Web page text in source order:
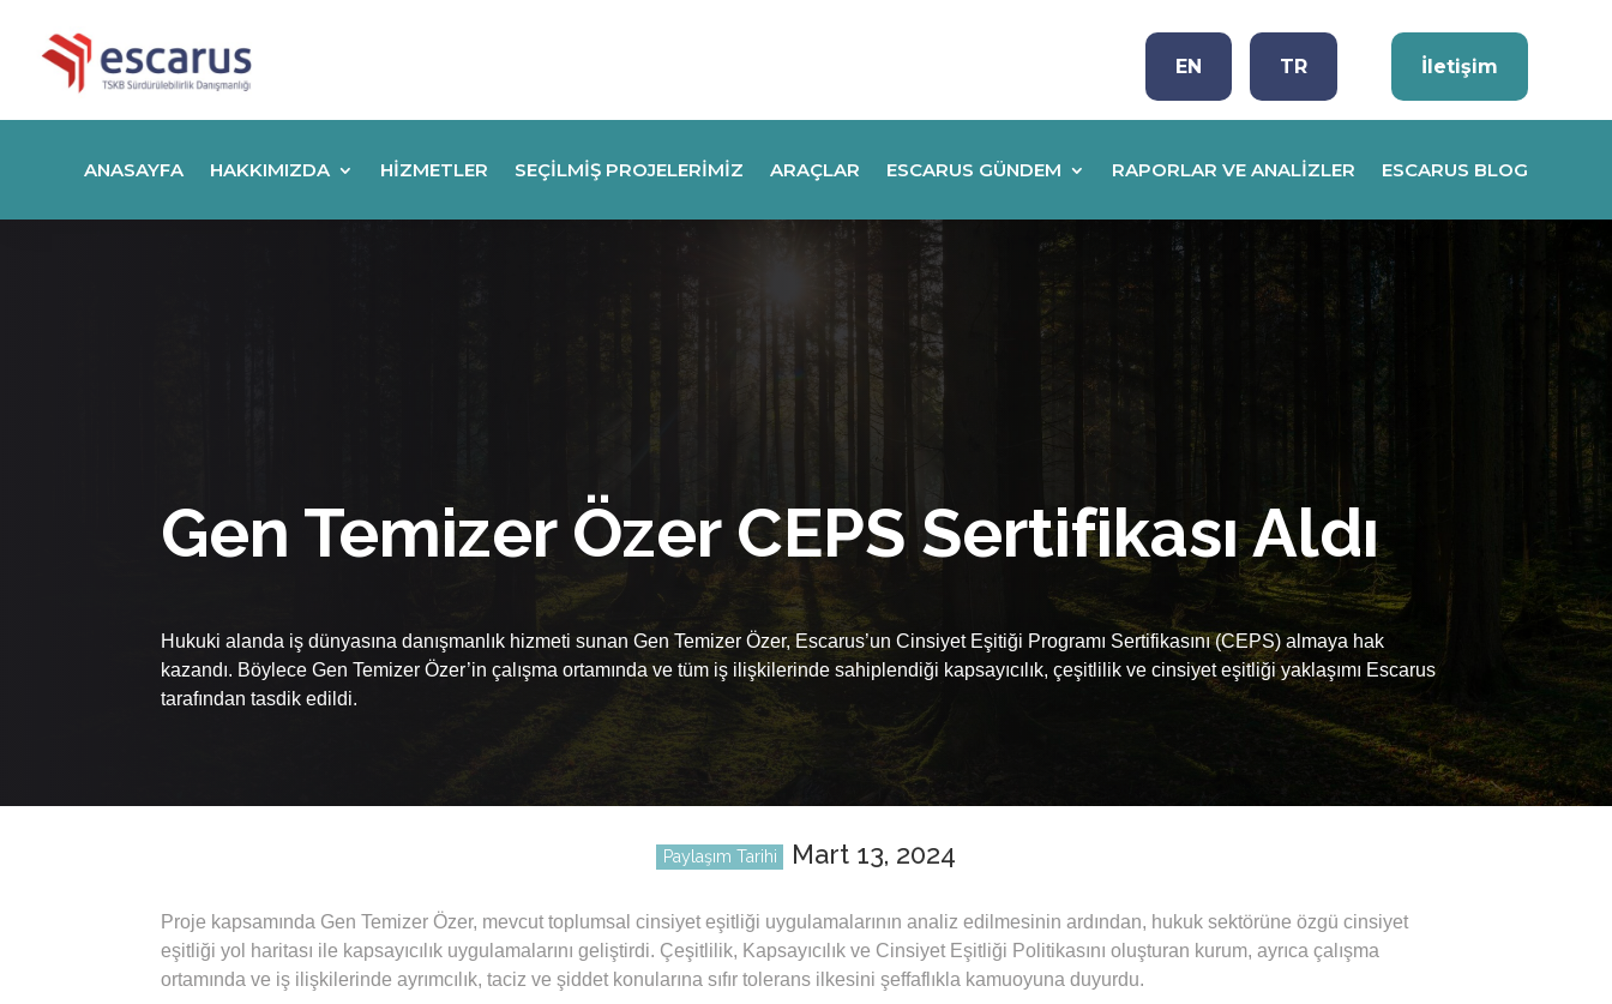
EN TR İletişim
ANASAYFA HAKKIMIZDA HIZMETLER SEÇILMIŞ PROJELERIMIZ ARAÇLAR ESCARUS GÜNDEM RAPORLAR VE ANALIZLER ESCARUS BLOG
Gen Temizer Özer CEPS Sertifikası Aldı
Hukuki alanda iş dünyasına danışmanlık hizmeti sunan Gen Temizer Özer, Escarus’un Cinsiyet Eşitiği Programı Sertifikasını (CEPS) almaya hak
kazandı. Böylece Gen Temizer Özer’in çalışma ortamında ve tüm iş ilişkilerinde sahiplendiği kapsayıcılık, çeşitlilik ve cinsiyet eşitliği yaklaşımı Escarus
tarafından tasdik edildi.
Paylaşım Tarihi Mart 13, 2024
Proje kapsamında Gen Temizer Özer, mevcut toplumsal cinsiyet eşitliği uygulamalarının analiz edilmesinin ardından, hukuk sektörüne özgü cinsiyet
eşitliği yol haritası ile kapsayıcılık uygulamalarını geliştirdi. Çeşitlilik, Kapsayıcılık ve Cinsiyet Eşitliği Politikasını oluşturan kurum, ayrıca çalışma
ortamında ve iş ilişkilerinde ayrımcılık, taciz ve şiddet konularına sıfır tolerans ilkesini şeffaflıkla kamuoyuna duyurdu.